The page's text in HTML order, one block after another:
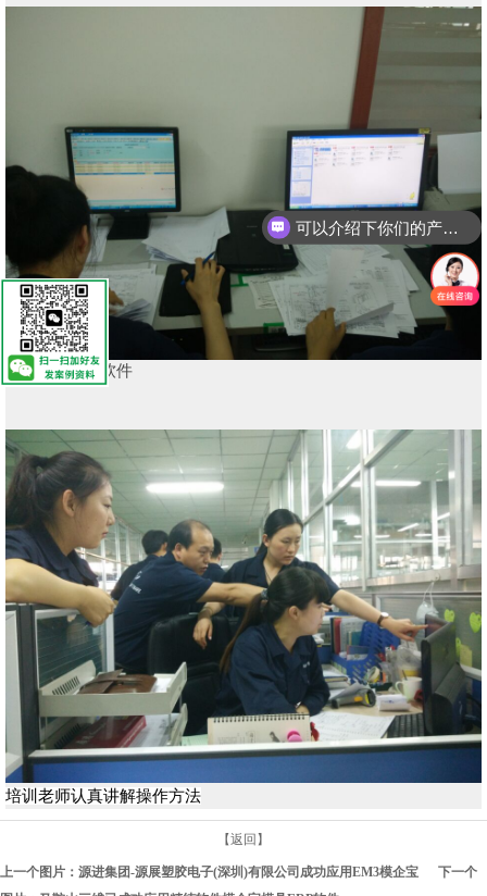
精纬模具ERP软件
培训老师认真讲解操作方法
【返回】
上一个图片： 源进集团-源展塑胶电子(深圳)有限公司成功应用EM3模企宝
下一个
可以介绍下你们的产品么？